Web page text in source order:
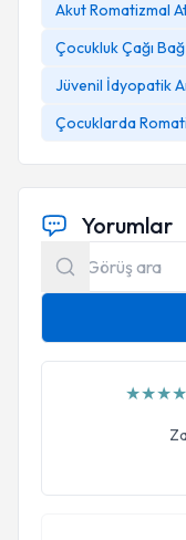
Akut Romatizmal
Çocukluk Çağı
Jüvenil İdyopatik
Çocuklarda
Yorumlar
★★★★